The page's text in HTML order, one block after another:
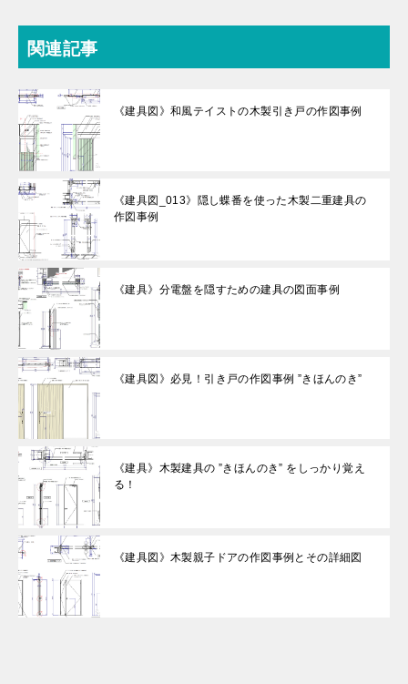
関連記事
《建具図》和風テイストの木製引き戸の作図事例
《建具図_013》隠し蝶番を使った木製二重建具の
作図事例
《建具》分電盤を隠すための建具の図面事例
《建具図》必見！引き戸の作図事例 ”きほんのき”
《建具》木製建具の ”きほんのき” をしっかり覚え
る！
《建具図》木製親子ドアの作図事例とその詳細図